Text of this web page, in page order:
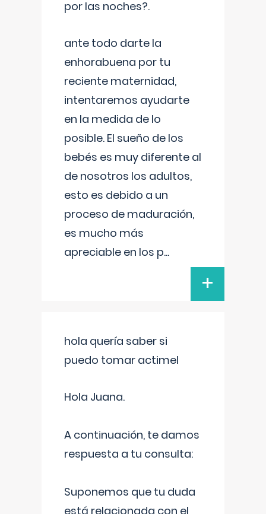
por las noches?.
ante todo darte la
enhorabuena por tu
reciente maternidad,
intentaremos ayudarte
en la medida de lo
posible. El sueño de los
bebés es muy diferente al
de nosotros los adultos,
esto es debido a un
proceso de maduración,
es mucho más
apreciable en los p...
+
hola quería saber si
puedo tomar actimel
Hola Juana.
A continuación, te damos
respuesta a tu consulta:
Suponemos que tu duda
está relacionada con el